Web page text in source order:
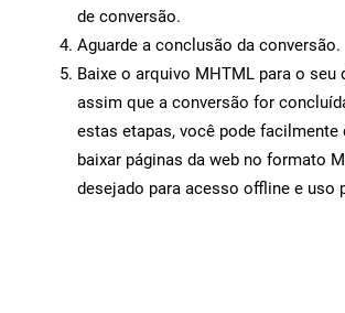
de conversão.
Aguarde a conclusão da conversão.
Baixe o arquivo MHTML para o seu
assim que a conversão for
estas etapas, você pode facilmente
baixar páginas da web no formato
desejado para acesso offline e uso